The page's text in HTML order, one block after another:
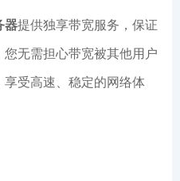
器提供独享带宽服务，保证
无需担心带宽被其他用户
受高速、稳定的网络体